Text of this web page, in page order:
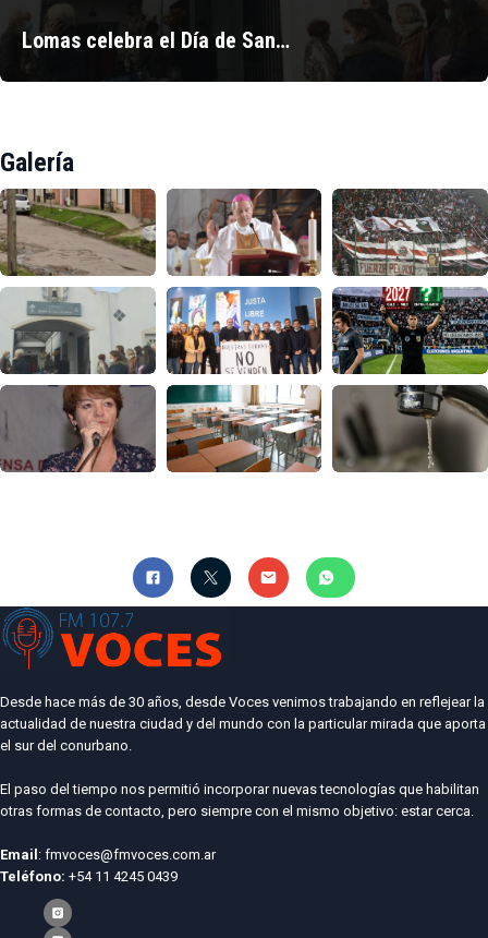
Lomas celebra el Día de San…
Galería
Desde hace más de 30 años, desde Voces venimos trabajando en reflejear la
actualidad de nuestra ciudad y del mundo con la particular mirada que aporta
el sur del conurbano.
El paso del tiempo nos permitió incorporar nuevas tecnologías que habilitan
otras formas de contacto, pero siempre con el mismo objetivo: estar cerca.
Email : fmvoces@fmvoces.com.ar
Teléfono: +54 11 4245 0439